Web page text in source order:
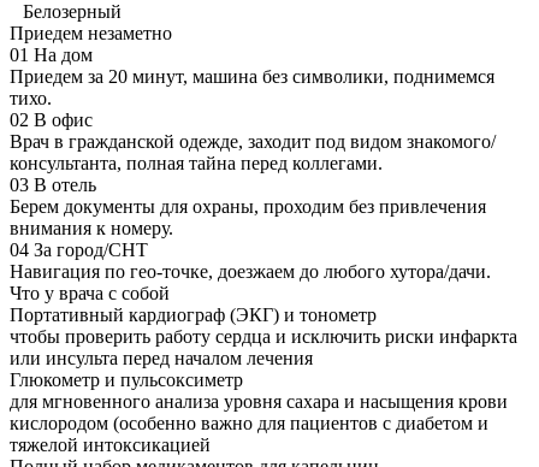
Белозерный
Приедем незаметно
01 На дом
Приедем за 20 минут, машина без символики, поднимемся
тихо.
02 В офис
Врач в гражданской одежде, заходит под видом знакомого/
консультанта, полная тайна перед коллегами.
03 В отель
Берем документы для охраны, проходим без привлечения
внимания к номеру.
04 За город/СНТ
Навигация по гео-точке, доезжаем до любого хутора/дачи.
Что у врача с собой
Портативный кардиограф (ЭКГ) и тонометр
чтобы проверить работу сердца и исключить риски инфаркта
или инсульта перед началом лечения
Глюкометр и пульсоксиметр
для мгновенного анализа уровня сахара и насыщения крови
кислородом (особенно важно для пациентов с диабетом и
тяжелой интоксикацией